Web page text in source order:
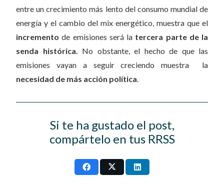
entre un crecimiento más lento del consumo mundial de
energía y el cambio del mix energético, muestra que el
incremento de emisiones será la tercera parte de la
senda histórica. No obstante, el hecho de que las
emisiones vayan a seguir creciendo muestra la
necesidad de más acción política.
Si te ha gustado el post,
compártelo en tus RRSS